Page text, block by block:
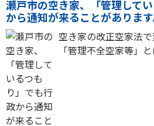
瀬戸市の空き家、「管理して
から通知が来ることがあります
空き家の改正空家法で
「管理不全空家等」と